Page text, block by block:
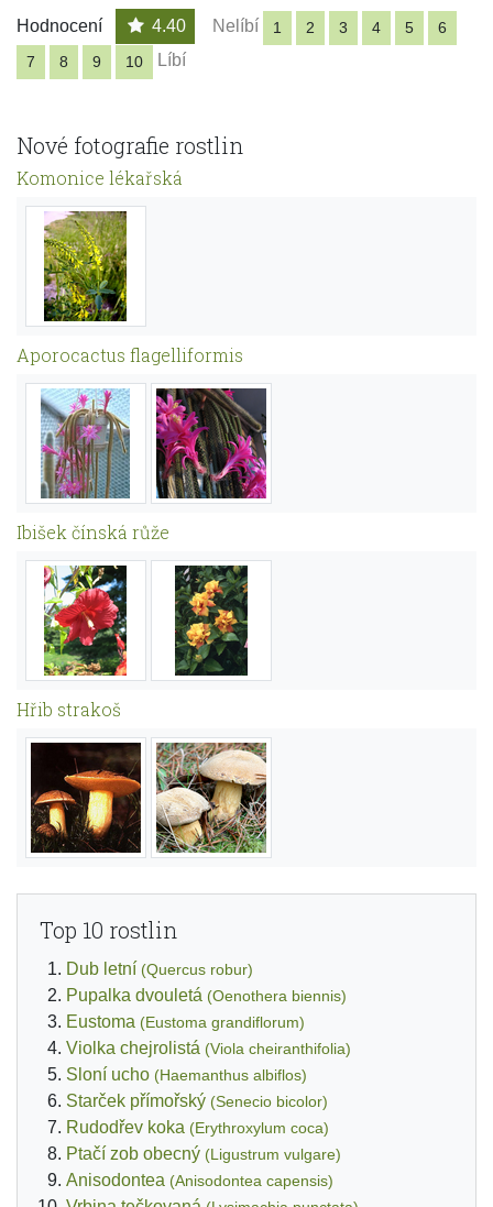
Hodnocení 4.40 Nelíbí 1 2 3 4 5
6
7
8 9 10 Líbí
Nové fotografie rostlin
Komonice lékařská
Aporocactus flagelliformis
Ibišek čínská růže
Hřib strakoš
Top 10 rostlin
Dub letní (Quercus robur)
Pupalka dvouletá (Oenothera biennis)
Eustoma (Eustoma grandiflorum)
Violka chejrolistá (Viola cheiranthifolia)
Sloní ucho (Haemanthus albiflos)
Starček přímořský (Senecio bicolor)
Rudodřev koka (Erythroxylum coca)
Ptačí zob obecný (Ligustrum vulgare)
Anisodontea (Anisodontea capensis)